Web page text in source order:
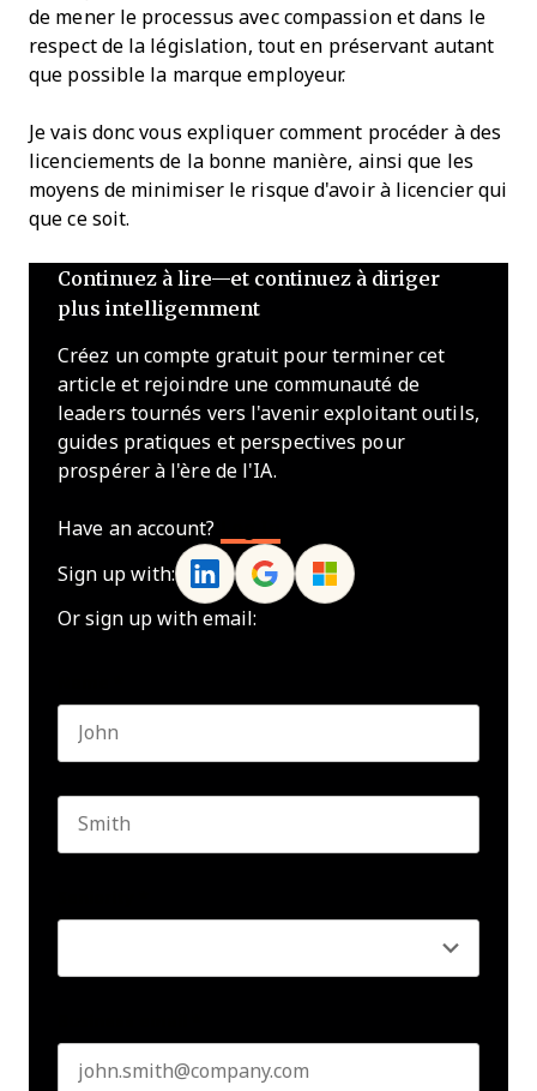
de mener le processus avec compassion et dans le
respect de la législation, tout en préservant autant
que possible la marque employeur.
Je vais donc vous expliquer comment procéder à des
licenciements de la bonne manière, ainsi que les
moyens de minimiser le risque d'avoir à licencier qui
que ce soit.
Continuez à lire—et continuez à diriger
plus intelligemment
Créez un compte gratuit pour terminer cet
article et rejoindre une communauté de
leaders tournés vers l'avenir exploitant outils,
guides pratiques et perspectives pour
prospérer à l'ère de l'IA.
Have an account?
Sign up with:
Or sign up with email: